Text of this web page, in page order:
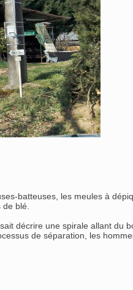
batteuses, les meules à
blé.
décrire une spirale allant du
de séparation, les